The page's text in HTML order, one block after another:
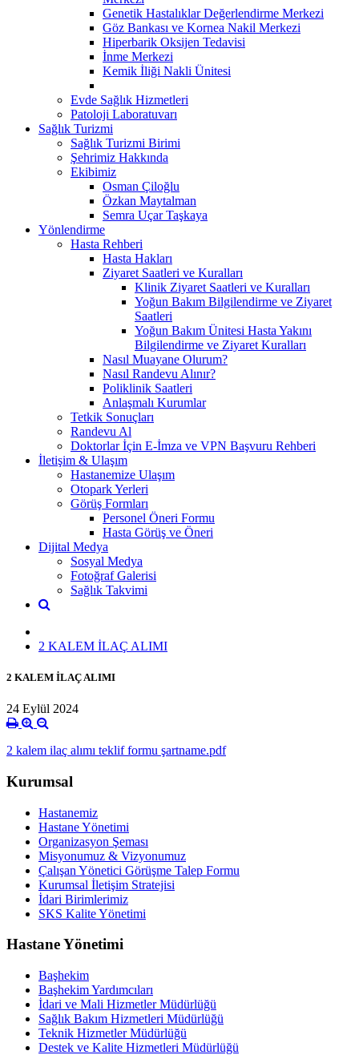
Genetik Hastalıklar Değerlendirme Merkezi
Göz Bankası ve Kornea Nakil Merkezi
Hiperbarik Oksijen Tedavisi
İnme Merkezi
Kemik İliği Nakli Ünitesi
Evde Sağlık Hizmetleri
Patoloji Laboratuvarı
Sağlık Turizmi
Sağlık Turizmi Birimi
Şehrimiz Hakkında
Ekibimiz
Osman Çiloğlu
Özkan Maytalman
Semra Uçar Taşkaya
Yönlendirme
Hasta Rehberi
Hasta Hakları
Ziyaret Saatleri ve Kuralları
Klinik Ziyaret Saatleri ve Kuralları
Yoğun Bakım Bilgilendirme ve Ziyaret
Saatleri
Yoğun Bakım Ünitesi Hasta Yakını
Bilgilendirme ve Ziyaret Kuralları
Nasıl Muayane Olurum?
Nasıl Randevu Alınır?
Poliklinik Saatleri
Anlaşmalı Kurumlar
Tetkik Sonuçları
Randevu Al
Doktorlar İçin E-İmza ve VPN Başvuru Rehberi
İletişim & Ulaşım
Hastanemize Ulaşım
Otopark Yerleri
Görüş Formları
Personel Öneri Formu
Hasta Görüş ve Öneri
Dijital Medya
Sosyal Medya
Fotoğraf Galerisi
Sağlık Takvimi
2 KALEM İLAÇ ALIMI
2 KALEM İLAÇ ALIMI
24 Eylül 2024
2 kalem ilaç alımı teklif formu şartname.pdf
Kurumsal
Hastanemiz
Hastane Yönetimi
Organizasyon Şeması
Misyonumuz & Vizyonumuz
Çalışan Yönetici Görüşme Talep Formu
Kurumsal İletişim Stratejisi
İdari Birimlerimiz
SKS Kalite Yönetimi
Hastane Yönetimi
Başhekim
Başhekim Yardımcıları
İdari ve Mali Hizmetler Müdürlüğü
Sağlık Bakım Hizmetleri Müdürlüğü
Teknik Hizmetler Müdürlüğü
Destek ve Kalite Hizmetleri Müdürlüğü